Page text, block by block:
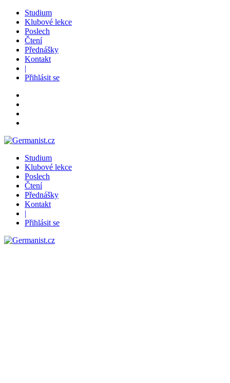
Studium
Klubové lekce
Poslech
Čtení
Přednášky
Kontakt
|
Přihlásit se
Studium
Klubové lekce
Poslech
Čtení
Přednášky
Kontakt
|
Přihlásit se